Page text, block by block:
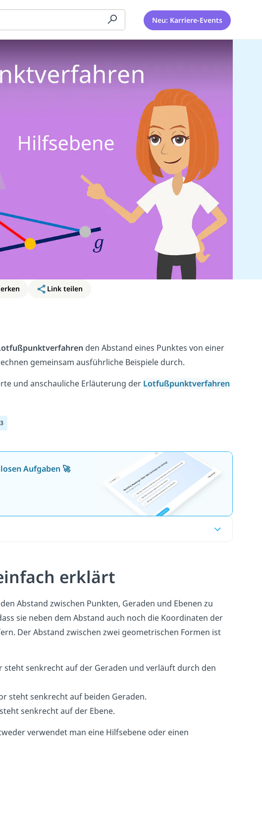
Neu: Karriere-Events
Link teilen
den Abstand eines Punktes von einer
gemeinsam ausführliche Beispiele durch.
und anschauliche Erläuterung der Lotfußpunktverfahren
Aufgaben 🚀
erklärt
Abstand zwischen Punkten, Geraden und Ebenen zu
sie neben dem Abstand auch noch die Koordinaten der
Der Abstand zwischen zwei geometrischen Formen ist
steht senkrecht auf der Geraden und verläuft durch den
steht senkrecht auf beiden Geraden.
senkrecht auf der Ebene.
verwendet man eine Hilfsebene oder einen